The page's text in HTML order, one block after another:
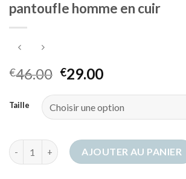
pantoufle homme en cuir
€46.00 €29.00
Taille
quantité de pantoufle homme en cuir
AJOUTER AU PANIER